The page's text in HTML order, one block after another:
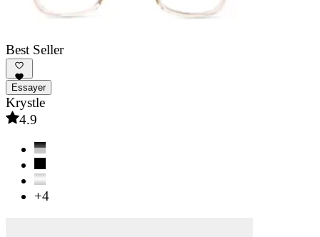
Best Seller
Essayer
Krystle
4.9
+4